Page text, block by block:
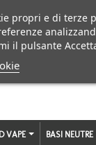
VAPE BASI NEUTRE
propri e di
il pulsante